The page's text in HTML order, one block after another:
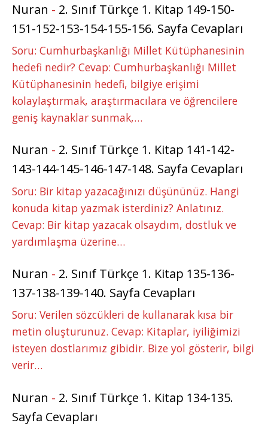
Nuran - 2. Sınıf Türkçe 1. Kitap 149-150-
151-152-153-154-155-156. Sayfa Cevapları
Soru: Cumhurbaşkanlığı Millet Kütüphanesinin
hedefi nedir? Cevap: Cumhurbaşkanlığı Millet
Kütüphanesinin hedefi, bilgiye erişimi
kolaylaştırmak, araştırmacılara ve öğrencilere
geniş kaynaklar sunmak,…
Nuran - 2. Sınıf Türkçe 1. Kitap 141-142-
143-144-145-146-147-148. Sayfa Cevapları
Soru: Bir kitap yazacağınızı düşününüz. Hangi
konuda kitap yazmak isterdiniz? Anlatınız.
Cevap: Bir kitap yazacak olsaydım, dostluk ve
yardımlaşma üzerine…
Nuran - 2. Sınıf Türkçe 1. Kitap 135-136-
137-138-139-140. Sayfa Cevapları
Soru: Verilen sözcükleri de kullanarak kısa bir
metin oluşturunuz. Cevap: Kitaplar, iyiliğimizi
isteyen dostlarımız gibidir. Bize yol gösterir, bilgi
verir…
Nuran - 2. Sınıf Türkçe 1. Kitap 134-135.
Sayfa Cevapları